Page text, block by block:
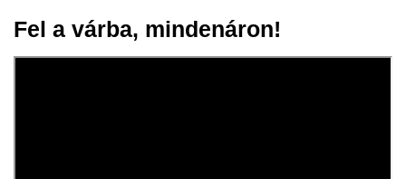
Fel a várba, mindenáron!